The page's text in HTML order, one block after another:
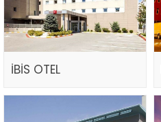
İBİS OTEL